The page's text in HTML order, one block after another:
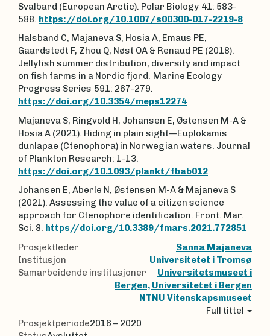
Svalbard (European Arctic). Polar Biology 41: 583-
588. https://doi.org/10.1007/s00300-017-2219-8
Halsband C, Majaneva S, Hosia A, Emaus PE,
Gaardstedt F, Zhou Q, Nøst OA & Renaud PE (2018).
Jellyfish summer distribution, diversity and impact
on fish farms in a Nordic fjord. Marine Ecology
Progress Series 591: 267-279.
https://doi.org/10.3354/meps12274
Majaneva S, Ringvold H, Johansen E, Østensen M-A &
Hosia A (2021). Hiding in plain sight—Euplokamis
dunlapae (Ctenophora) in Norwegian waters. Journal
of Plankton Research: 1-13.
https://doi.org/10.1093/plankt/fbab012
Johansen E, Aberle N, Østensen M-A & Majaneva S
(2021). Assessing the value of a citizen science
approach for Ctenophore identification. Front. Mar.
Sci. 8. https//doi.org/10.3389/fmars.2021.772851
Prosjektleder
Sanna Majaneva
Institusjon
Universitetet i Tromsø
Samarbeidende institusjoner
Universitetsmuseet i
Bergen, Universitetet i Bergen
NTNU Vitenskapsmuseet
Full tittel
Prosjektperiode2016 – 2020